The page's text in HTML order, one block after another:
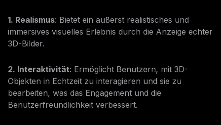
1. Realismus: Bietet ein äußerst realistisches und
immersives visuelles Erlebnis durch die Anzeige echter
3D-Bilder.
2. Interaktivität: Ermöglicht Benutzern, mit 3D-
Objekten in Echtzeit zu interagieren und sie zu
bearbeiten, was das Engagement und die
Benutzerfreundlichkeit verbessert.